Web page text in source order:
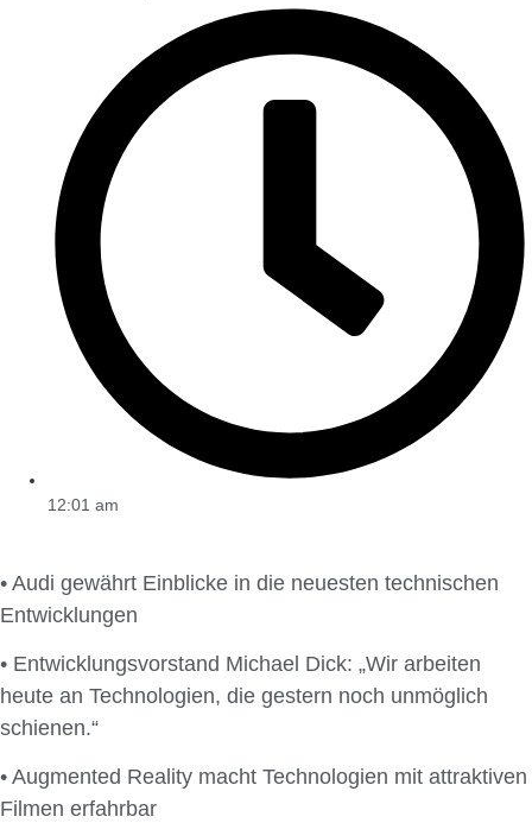
12:01 am
• Audi gewährt Einblicke in die neuesten technischen
Entwicklungen
• Entwicklungsvorstand Michael Dick: „Wir arbeiten
heute an Technologien, die gestern noch unmöglich
schienen.“
• Augmented Reality macht Technologien mit attraktiven
Filmen erfahrbar